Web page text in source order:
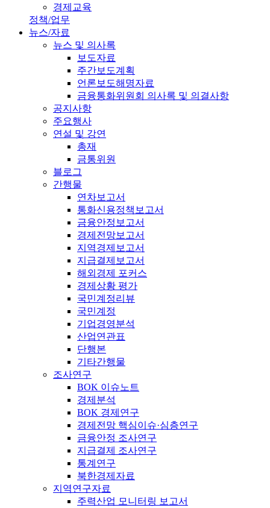
경제교육
정책/업무
뉴스/자료
뉴스 및 의사록
보도자료
주간보도계획
언론보도해명자료
금융통화위원회 의사록 및 의결사항
공지사항
주요행사
연설 및 강연
총재
금통위원
블로그
간행물
연차보고서
통화신용정책보고서
금융안정보고서
경제전망보고서
지역경제보고서
지급결제보고서
해외경제 포커스
경제상황 평가
국민계정리뷰
국민계정
기업경영분석
산업연관표
단행본
기타간행물
조사연구
BOK 이슈노트
경제분석
BOK 경제연구
경제전망 핵심이슈·심층연구
금융안정 조사연구
지급결제 조사연구
통계연구
북한경제자료
지역연구자료
주력산업 모니터링 보고서